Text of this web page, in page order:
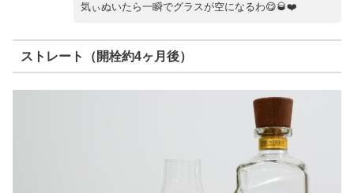
気ぃぬいたら一瞬でグラスが空になるわ😋🥃❤️
ストレート（開栓約4ヶ月後）